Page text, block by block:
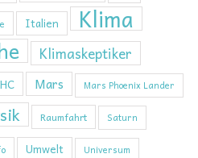
Italien Klima
Klimaskeptiker
Mars Mars Phoenix Lander
Raumfahrt Saturn
Umwelt Universum